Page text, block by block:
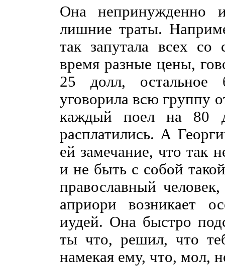
Она непринужденно
лишние траты.
так запутала всех со
время разные цены,
25 долл, остальное
уговорила всю группу
каждый поел на 80
расплатились. А
ей замечание, что так
и не быть с собой
православный
априори возникает
иудей. Она быстро
ты что, решил, что
намекая ему, что, мол,